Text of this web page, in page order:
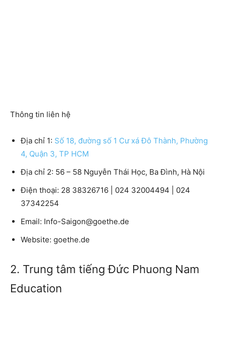
Thông tin liên hệ
Địa chỉ 1: Số 18, đường số 1 Cư xá Đô Thành, Phường
4, Quận 3, TP HCM
Địa chỉ 2: 56 – 58 Nguyễn Thái Học, Ba Đình, Hà Nội
Điện thoại: 28 38326716 | 024 32004494 | 024
37342254
Email: Info-Saigon@goethe.de
Website: goethe.de
2. Trung tâm tiếng Đức Phuong Nam
Education